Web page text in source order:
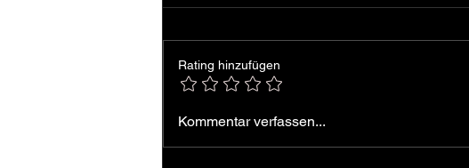
Rating hinzufügen
Kommentar verfassen...